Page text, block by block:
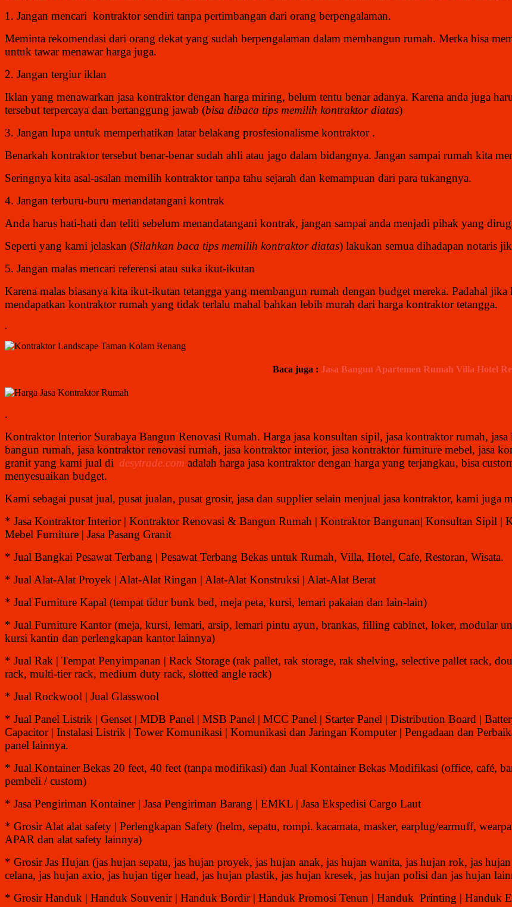
1. Jangan mencari kontraktor sendiri tanpa pertimbangan dari orang berpengalaman.
Meminta rekomendasi dari orang dekat yang sudah berpengalaman dalam membangun rumah. Merka bisa
untuk tawar menawar harga juga.
2. Jangan tergiur iklan
Iklan yang menawarkan jasa kontraktor dengan harga miring, belum tentu benar adanya. Karena anda juga
tersebut terpercaya dan bertanggung jawab (bisa dibaca tips memilih kontraktor diatas)
3. Jangan lupa untuk memperhatikan latar belakang prosfesionalisme kontraktor .
Benarkah kontraktor tersebut benar-benar sudah ahli atau jago dalam bidangnya. Jangan sampai rumah kita
Seringnya kita asal-asalan memilih kontraktor tanpa tahu sejarah dan kemampuan dari para tukangnya.
4. Jangan terburu-buru menandatangani kontrak
Anda harus hati-hati dan teliti sebelum menandatangani kontrak, jangan sampai anda menjadi pihak yang
Seperti yang kami jelaskan (Silahkan baca tips memilih kontraktor diatas) lakukan semua dihadapan notaris
5. Jangan malas mencari referensi atau suka ikut-ikutan
Karena malas biasanya kita ikut-ikutan tetangga yang membangun rumah dengan budget mereka. Padahal
mendapatkan kontraktor rumah yang tidak terlalu mahal bahkan lebih murah dari harga kontraktor tetangga.
.
Baca juga : Jasa Bangun Apartemen Rumah Villa Hotel
.
Kontraktor Interior Surabaya Bangun Renovasi Rumah. Harga jasa konsultan sipil, jasa kontraktor rumah,
bangun rumah, jasa kontraktor renovasi rumah, jasa kontraktor interior, jasa kontraktor furniture mebel, jasa
granit yang kami jual di desytrade.com adalah harga jasa kontraktor dengan harga yang terjangkau, bisa
menyesuaikan budget.
Kami sebagai pusat jual, pusat jualan, pusat grosir, jasa dan supplier selain menjual jasa kontraktor, kami juga
* Jasa Kontraktor Interior | Kontraktor Renovasi & Bangun Rumah | Kontraktor Bangunan| Konsultan Sipil |
Mebel Furniture | Jasa Pasang Granit
* Jual Bangkai Pesawat Terbang | Pesawat Terbang Bekas untuk Rumah, Villa, Hotel, Cafe, Restoran, Wisata.
* Jual Alat-Alat Proyek | Alat-Alat Ringan | Alat-Alat Konstruksi | Alat-Alat Berat
* Jual Furniture Kapal (tempat tidur bunk bed, meja peta, kursi, lemari pakaian dan lain-lain)
* Jual Furniture Kantor (meja, kursi, lemari, arsip, lemari pintu ayun, brankas, filling cabinet, loker, modular
kursi kantin dan perlengkapan kantor lainnya)
* Jual Rak | Tempat Penyimpanan | Rack Storage (rak pallet, rak storage, rak shelving, selective pallet rack,
rack, multi-tier rack, medium duty rack, slotted angle rack)
* Jual Rockwool | Jual Glasswool
* Jual Panel Listrik | Genset | MDB Panel | MSB Panel | MCC Panel | Starter Panel | Distribution Board |
Capacitor | Instalasi Listrik | Tower Komunikasi | Komunikasi dan Jaringan Komputer | Pengadaan dan
panel lainnya.
* Jual Kontainer Bekas 20 feet, 40 feet (tanpa modifikasi) dan Jual Kontainer Bekas Modifikasi (office, café,
pembeli / custom)
* Jasa Pengiriman Kontainer | Jasa Pengiriman Barang | EMKL | Jasa Ekspedisi Cargo Laut
* Grosir Alat alat safety | Perlengkapan Safety (helm, sepatu, rompi. kacamata, masker, earplug/earmuff,
APAR dan alat safety lainnya)
* Grosir Jas Hujan (jas hujan sepatu, jas hujan proyek, jas hujan anak, jas hujan wanita, jas hujan rok, jas
celana, jas hujan axio, jas hujan tiger head, jas hujan plastik, jas hujan kresek, jas hujan polisi dan jas hujan
* Grosir Handuk | Handuk Souvenir | Handuk Bordir | Handuk Promosi Tenun | Handuk Printing | Handuk